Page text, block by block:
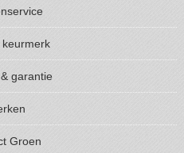
keurmerk
garantie
Groen